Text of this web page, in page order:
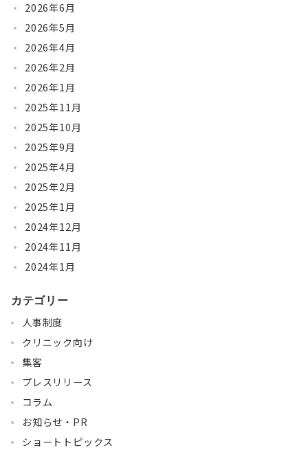
2026年6月
2026年5月
2026年4月
2026年2月
2026年1月
2025年11月
2025年10月
2025年9月
2025年4月
2025年2月
2025年1月
2024年12月
2024年11月
2024年1月
カテゴリー
人事制度
クリニック向け
集客
プレスリリース
コラム
お知らせ・PR
ショートトピックス